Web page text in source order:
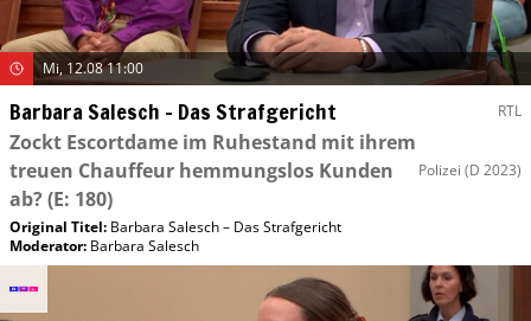
Mi, 12.08 11:00
Barbara Salesch – Das Strafgericht RTL
Zockt Escortdame im Ruhestand mit ihrem
treuen Chauffeur hemmungslos Kunden
ab?(E: 180)
Polizei (D 2023)
Original Titel: Barbara Salesch – Das Strafgericht
Moderator: Barbara Salesch